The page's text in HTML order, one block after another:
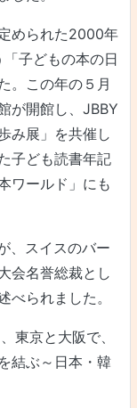
められた2000年
子どもの本の日
。この年の５月
が開館し、JBBY
み展」を共催し
子ども読書年記
ワールド」にも
、スイスのバー
会名誉総裁とし
べられました。
東京と大阪で、
結ぶ～日本・韓